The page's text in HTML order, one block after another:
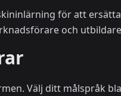
för att
och
Välj ditt målspråk